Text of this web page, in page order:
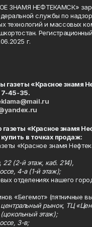
ЗНАМЯ НЕФТЕКАМСК»
службы по
технологий и массовых
г.
газеты «Красное знамя
7-45-35.
«Красное знамя
в точках продаж:
«Красное знамя
22 (2-й этаж, каб. 214),
4-а (1-й этаж);
отделениях нашего
«Бегемот» (пятничные
рынок, ТЦ
(цокольный этаж);
3-в;